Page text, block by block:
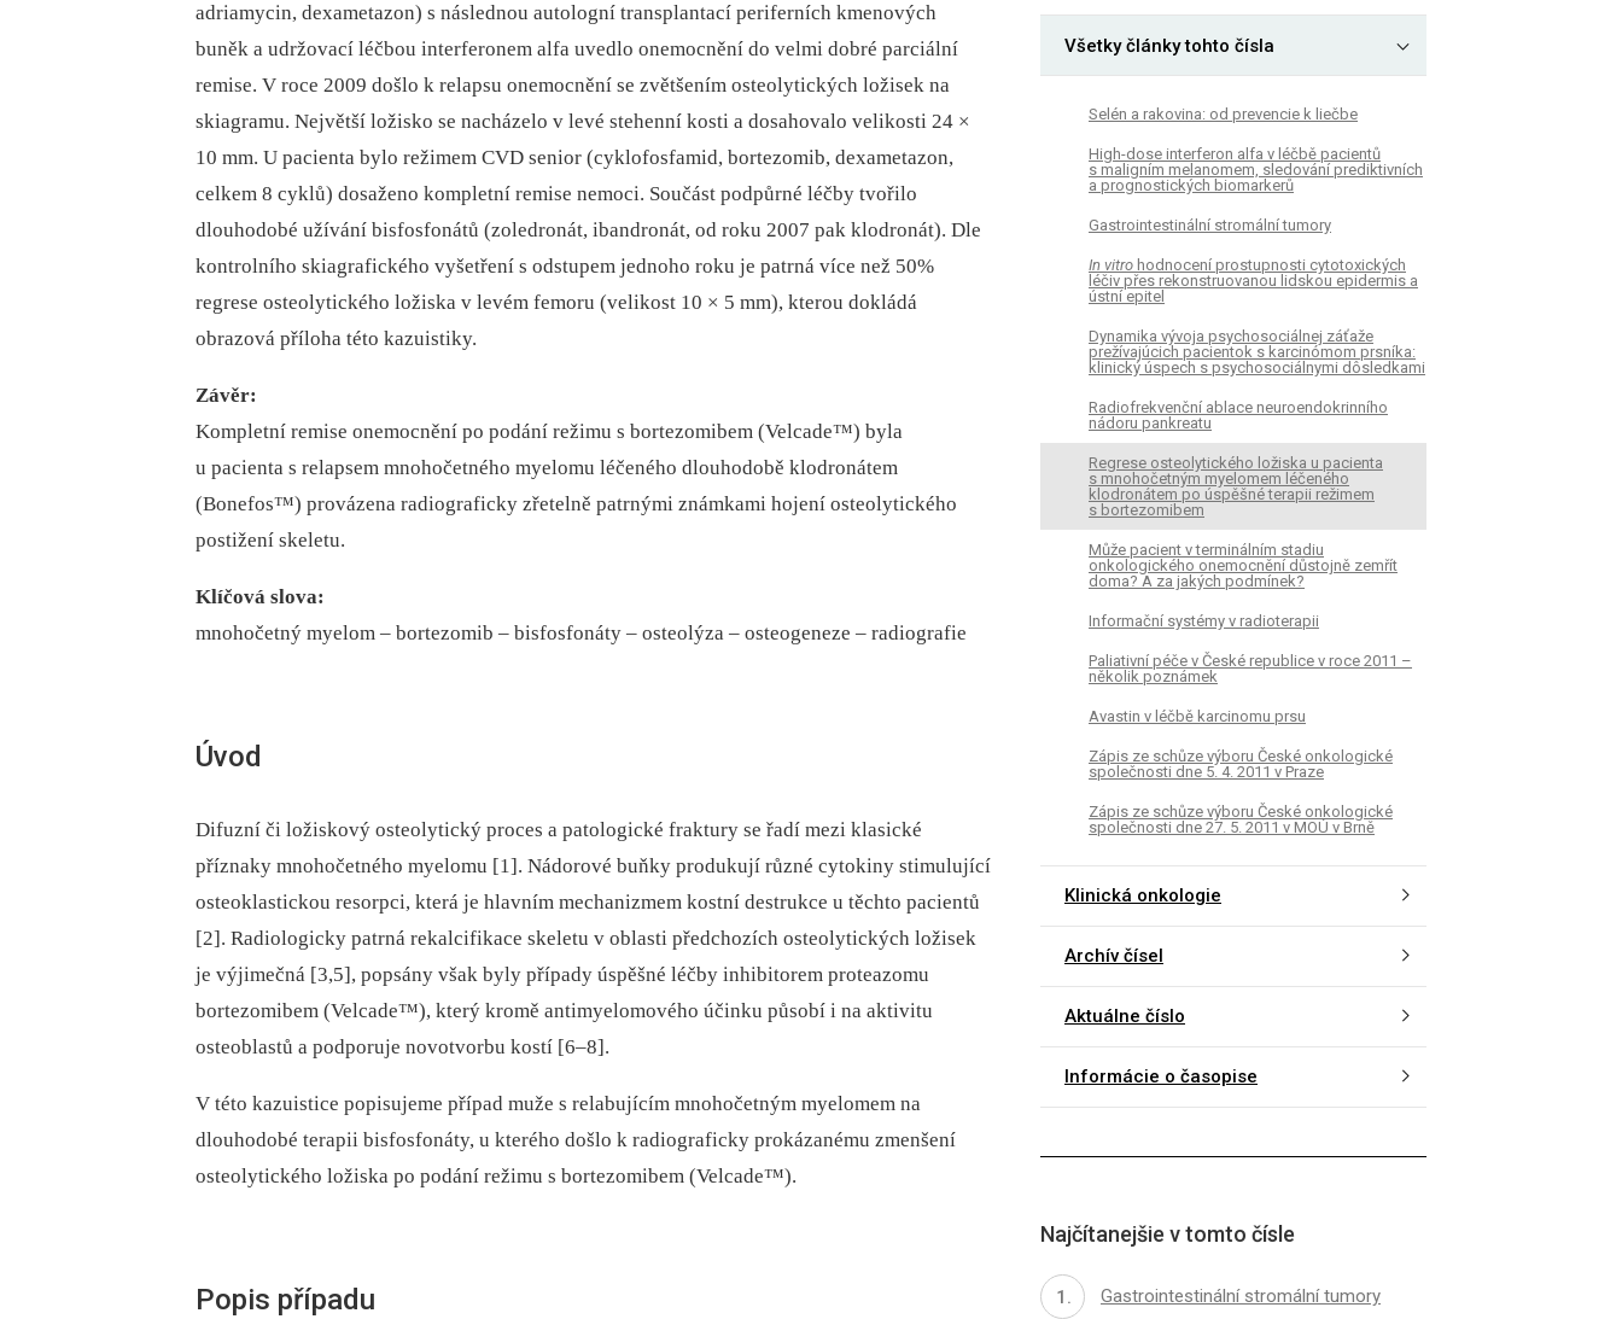
adriamycin, dexametazon) s následnou autologní transplantací periferních kmenových
buněk a udržovací léčbou interferonem alfa uvedlo onemocnění do velmi dobré parciální
remise. V roce 2009 došlo k relapsu onemocnění se zvětšením osteolytických ložisek na
skiagramu. Největší ložisko se nacházelo v levé stehenní kosti a dosahovalo velikosti 24 ×
10 mm. U pacienta bylo režimem CVD senior (cyklofosfamid, bortezomib, dexametazon,
celkem 8 cyklů) dosaženo kompletní remise nemoci. Součást podpůrné léčby tvořilo
dlouhodobé užívání bisfosfonátů (zoledronát, ibandronát, od roku 2007 pak klodronát). Dle
kontrolního skiagrafického vyšetření s odstupem jednoho roku je patrná více než 50%
regrese osteolytického ložiska v levém femoru (velikost 10 × 5 mm), kterou dokládá
obrazová příloha této kazuistiky.
Závěr:
Kompletní remise onemocnění po podání režimu s bortezomibem (Velcade™) byla
u pacienta s relapsem mnohočetného myelomu léčeného dlouhodobě klodronátem
(Bonefos™) provázena radiograficky zřetelně patrnými známkami hojení osteolytického
postižení skeletu.
Klíčová slova:
mnohočetný myelom –⁠ bortezomib –⁠ bisfosfonáty –⁠ osteolýza –⁠ osteogeneze –⁠ radiografie
Úvod
Difuzní či ložiskový osteolytický proces a patologické fraktury se řadí mezi klasické
příznaky mnohočetného myelomu [1]. Nádorové buňky produkují různé cytokiny stimulující
osteoklastickou resorpci, která je hlavním mechanizmem kostní destrukce u těchto pacientů
[2]. Radiologicky patrná rekalcifikace skeletu v oblasti předchozích osteolytických ložisek
je výjimečná [3,5], popsány však byly případy úspěšné léčby inhibitorem proteazomu
bortezomibem (Velcade™), který kromě antimyelomového účinku působí i na aktivitu
osteoblastů a podporuje novotvorbu kostí [6–8].
V této kazuistice popisujeme případ muže s relabujícím mnohočetným myelomem na
dlouhodobé terapii bisfosfonáty, u kterého došlo k radiograficky prokázanému zmenšení
osteolytického ložiska po podání režimu s bortezomibem (Velcade™).
Popis případu
Všetky články tohto čísla
Selén a rakovina: od prevencie k liečbe
High-dose interferon alfa v léčbě pacientů
s maligním melanomem, sledování prediktivních
a prognostických biomarkerů
Gastrointestinální stromální tumory
In vitro hodnocení prostupnosti cytotoxických
léčiv přes rekonstruovanou lidskou epidermis a
ústní epitel
Dynamika vývoja psychosociálnej záťaže
prežívajúcich pacientok s karcinómom prsníka:
klinický úspech s psychosociálnymi dôsledkami
Radiofrekvenční ablace neuroendokrinního
nádoru pankreatu
Regrese osteolytického ložiska u pacienta
s mnohočetným myelomem léčeného
klodronátem po úspěšné terapii režimem
s bortezomibem
Může pacient v terminálním stadiu
onkologického onemocnění důstojně zemřít
doma? A za jakých podmínek?
Informační systémy v radioterapii
Paliativní péče v České republice v roce 2011 –
několik poznámek
Avastin v léčbě karcinomu prsu
Zápis ze schůze výboru České onkologické
společnosti dne 5. 4. 2011 v Praze
Zápis ze schůze výboru České onkologické
společnosti dne 27. 5. 2011 v MOÚ v Brně
Klinická onkologie
Archív čísel
Aktuálne číslo
Informácie o časopise
Najčítanejšie v tomto čísle
Gastrointestinální stromální tumory